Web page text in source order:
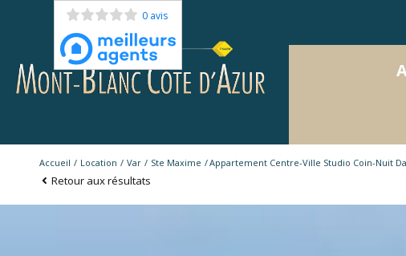
0 avis
Accueil Location Var Ste Maxime Appartement Centre-Ville Studio Coin-Nuit
Retour aux résultats